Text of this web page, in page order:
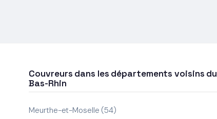
Couvreurs dans les départements voisins du
Bas-Rhin
Meurthe-et-Moselle (54)